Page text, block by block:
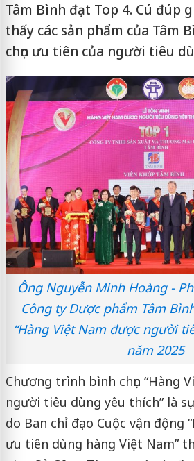
Tâm Bình đạt Top 4. Cú đúp
thấy các sản phẩm của Tâm
chọn ưu tiên của người tiêu
Ông Nguyễn Minh Hoàng -
Công ty Dược phẩm Tâm
“Hàng Việt Nam được người
năm 2025
Chương trình bình chọn “Hàng
người tiêu dùng yêu thích” là
do Ban chỉ đạo Cuộc vận động
ưu tiên dùng hàng Việt Nam”